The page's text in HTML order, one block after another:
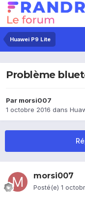
Huawei P9 Lite
Problème
Par morsi007
1 octobre 2016 dans
morsi007
Posté(e) 1